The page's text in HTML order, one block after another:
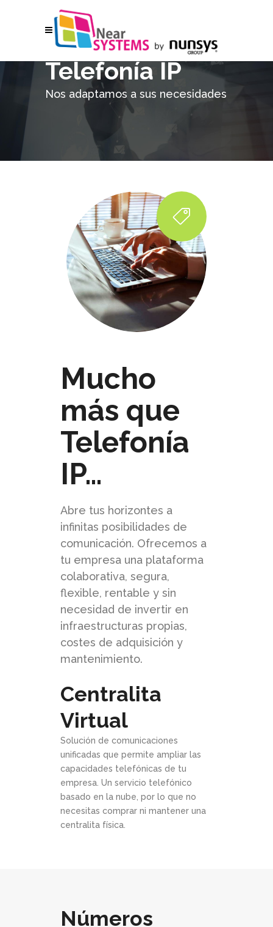
Telefonía IP
Nos adaptamos a sus necesidades
Mucho
más que
Telefonía
IP…
Abre tus horizontes a
infinitas posibilidades de
comunicación. Ofrecemos a
tu empresa una plataforma
colaborativa, segura,
flexible, rentable y sin
necesidad de invertir en
infraestructuras propias,
costes de adquisición y
mantenimiento.
Centralita
Virtual
Solución de comunicaciones
unificadas que permite ampliar las
capacidades telefónicas de tu
empresa. Un servicio telefónico
basado en la nube, por lo que no
necesitas comprar ni mantener una
centralita física.
Números